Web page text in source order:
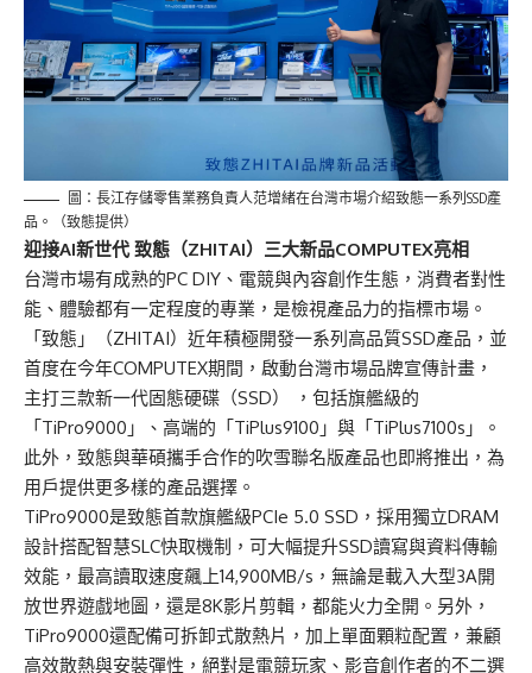
圖：長江存儲零售業務負責人范增緒在台灣市場介紹致態一系列SSD產
品。（致態提供）
迎接AI新世代 致態 （ZHITAI） 三大新品COMPUTEX亮相
台灣市場有成熟的PC DIY、電競與內容創作生態，消費者對性
能、體驗都有一定程度的專業，是檢視產品力的指標市場。
「致態」（ZHITAI）近年積極開發一系列高品質SSD產品，並
首度在今年COMPUTEX期間，啟動台灣市場品牌宣傳計畫，
主打三款新一代固態硬碟（SSD） ，包括旗艦級的
「TiPro9000」、高端的「TiPlus9100」與「TiPlus7100s」。
此外，致態與華碩攜手合作的吹雪聯名版產品也即將推出，為
用戶提供更多樣的產品選擇。
TiPro9000是致態首款旗艦級PCIe 5.0 SSD，採用獨立DRAM
設計搭配智慧SLC快取機制，可大幅提升SSD讀寫與資料傳輸
效能，最高讀取速度飆上14,900MB/s，無論是載入大型3A開
放世界遊戲地圖，還是8K影片剪輯，都能火力全開。另外，
TiPro9000還配備可拆卸式散熱片，加上單面顆粒配置，兼顧
高效散熱與安裝彈性，絕對是電競玩家、影音創作者的不二選